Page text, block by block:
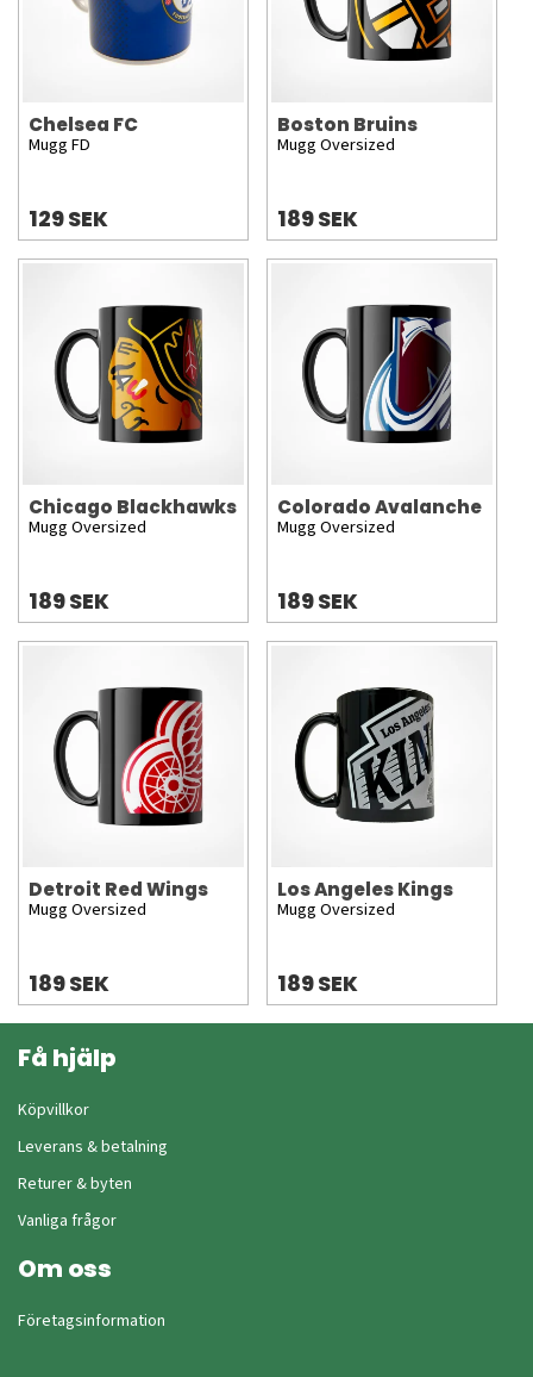
Chelsea FC
Mugg FD
129 SEK
Boston Bruins
Mugg Oversized
189 SEK
Chicago Blackhawks
Mugg Oversized
189 SEK
Colorado Avalanche
Mugg Oversized
189 SEK
Detroit Red Wings
Mugg Oversized
189 SEK
Los Angeles Kings
Mugg Oversized
189 SEK
Få hjälp
Köpvillkor
Leverans & betalning
Returer & byten
Vanliga frågor
Om oss
Företagsinformation